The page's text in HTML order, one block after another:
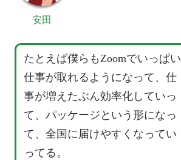
安田
たとえば僕らもZoomでいっぱい
仕事が取れるようになって、仕
事が増えたぶん効率化していっ
て、パッケージという形になっ
て、全国に届けやすくなってい
ってる。